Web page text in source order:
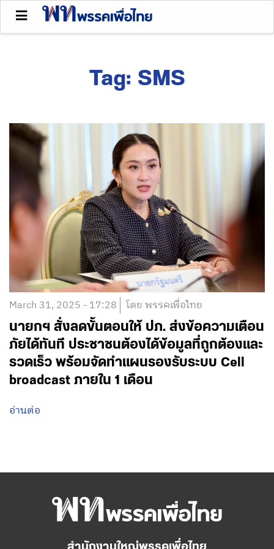
Tag: SMS
March 31, 2025 - 17:28 โดย พรรคเพื่อไทย
นายกฯ สั่งลดขั้นตอนให้ ปภ. ส่งข้อความเตือน
ภัยได้ทันที ประชาชนต้องได้ข้อมูลที่ถูกต้องและ
รวดเร็ว พร้อมจัดทำแผนรองรับระบบ Cell
broadcast ภายใน 1 เดือน
อ่านต่อ